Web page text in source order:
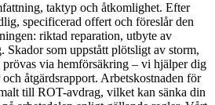
taktyp och åtkomlighet. Efter
specificerad offert och föreslår den
riktad reparation, utbyte av
Skador som uppstått plötsligt av storm,
via hemförsäkring – vi hjälper dig
åtgärdsrapport. Arbetskostnaden för
till ROT-avdrag, vilket kan sänka din